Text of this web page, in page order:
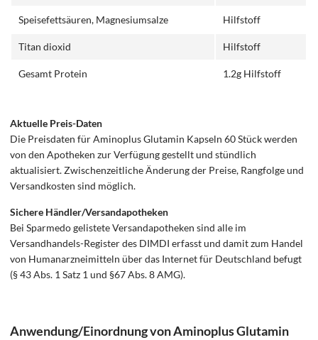
Speisefettsäuren, Magnesiumsalze Hilfstoff
Titan dioxid Hilfstoff
Gesamt Protein 1.2g Hilfstoff
Aktuelle Preis-Daten
Die Preisdaten für Aminoplus Glutamin Kapseln 60 Stück werden
von den Apotheken zur Verfügung gestellt und stündlich
aktualisiert. Zwischenzeitliche Änderung der Preise, Rangfolge und
Versandkosten sind möglich.
Sichere Händler/Versandapotheken
Bei Sparmedo gelistete Versandapotheken sind alle im
Versandhandels-Register des DIMDI erfasst und damit zum Handel
von Humanarzneimitteln über das Internet für Deutschland befugt
(§ 43 Abs. 1 Satz 1 und §67 Abs. 8 AMG).
Anwendung/Einordnung von Aminoplus Glutamin